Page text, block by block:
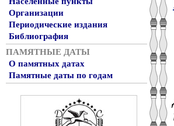
Организации
Периодические издания
Библиография
ПАМЯТНЫЕ ДАТЫ
О памятных датах
Памятные даты по годам